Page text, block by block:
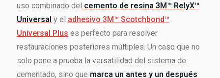
uso combinado del cemento de resina 3M™ RelyX™
Universal y el adhesivo 3M™ Scotchbond™
Universal Plus es perfecto para resolver
restauraciones posteriores múltiples. Un caso que no
solo pone a prueba la versatilidad del sistema de
cementado, sino que marca un antes y un después